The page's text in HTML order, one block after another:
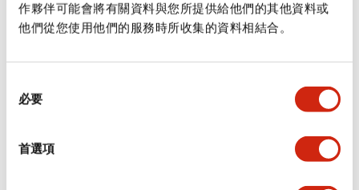
作夥伴可能會將有關資料與您所提供給他們的其他資料或
他們從您使用他們的服務時所收集的資料相結合。
必要
首選項
規格
環境規範